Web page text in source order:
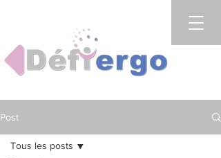
Post
Tous les posts